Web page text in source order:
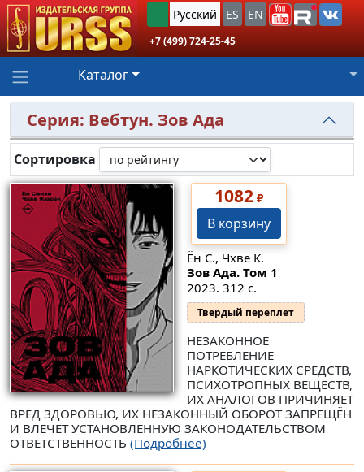
Русский ES EN
+7 (499) 724-25-45
Каталог
Серия: Вебтун. Зов Ада
Сортировка
1082₽
В корзину
Ён С., Чхве К.
Зов Ада. Том 1
2023. 312 с.
Твердый переплет
НЕЗАКОННОЕ
ПОТРЕБЛЕНИЕ
НАРКОТИЧЕСКИХ СРЕДСТВ,
ПСИХОТРОПНЫХ ВЕЩЕСТВ,
ИХ АНАЛОГОВ ПРИЧИНЯЕТ
ВРЕД ЗДОРОВЬЮ, ИХ НЕЗАКОННЫЙ ОБОРОТ ЗАПРЕЩЁН
И ВЛЕЧЁТ УСТАНОВЛЕННУЮ ЗАКОНОДАТЕЛЬСТВОМ
ОТВЕТСТВЕННОСТЬ (Подробнее)